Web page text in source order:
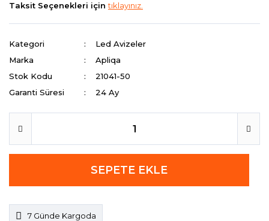
Taksit Seçenekleri içintıklayınız.
Kategori
Led Avizeler
Marka
Apliqa
Stok Kodu
21041-50
Garanti Süresi
24 Ay
SEPETE EKLE
7 Günde Kargoda